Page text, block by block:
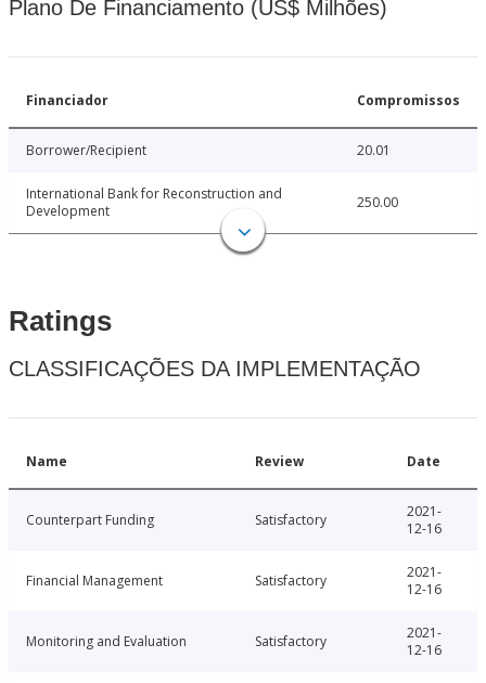
Plano De Financiamento (US$ Milhões)
Financiador Compromissos
Borrower/Recipient 20.01
International Bank for Reconstruction and
Development
250.00
Ratings
CLASSIFICAÇÕES DA IMPLEMENTAÇÃO
Name Review Date
Counterpart Funding Satisfactory
2021-
12-16
Financial Management Satisfactory
2021-
12-16
Monitoring and Evaluation Satisfactory
2021-
12-16